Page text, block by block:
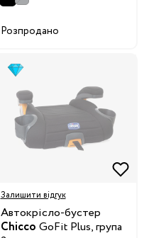
Розпродано
Залишити відгук
Автокрісло-бустер
Chicco GoFit Plus, група